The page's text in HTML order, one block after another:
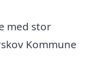
med stor
Kommune